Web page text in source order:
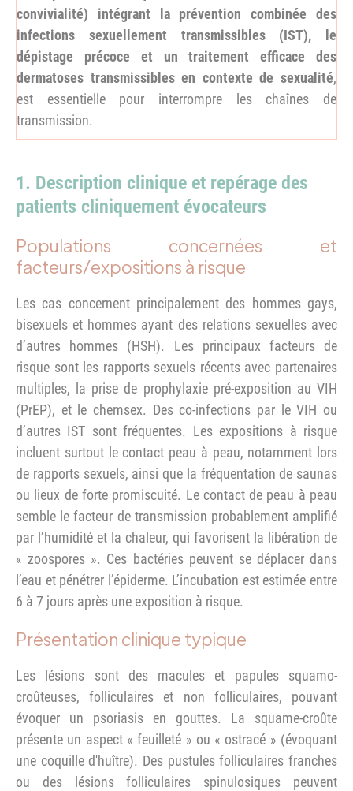
convivialité) intégrant la prévention combinée des
infections sexuellement transmissibles (IST), le
dépistage précoce et un traitement efficace des
dermatoses transmissibles en contexte de sexualité,
est essentielle pour interrompre les chaînes de
transmission.
1. Description clinique et repérage des
patients cliniquement évocateurs
Populations concernées et
facteurs/expositions à risque
Les cas concernent principalement des hommes gays,
bisexuels et hommes ayant des relations sexuelles avec
d’autres hommes (HSH). Les principaux facteurs de
risque sont les rapports sexuels récents avec partenaires
multiples, la prise de prophylaxie pré-exposition au VIH
(PrEP), et le chemsex. Des co-infections par le VIH ou
d’autres IST sont fréquentes. Les expositions à risque
incluent surtout le contact peau à peau, notamment lors
de rapports sexuels, ainsi que la fréquentation de saunas
ou lieux de forte promiscuité. Le contact de peau à peau
semble le facteur de transmission probablement amplifié
par l’humidité et la chaleur, qui favorisent la libération de
« zoospores ». Ces bactéries peuvent se déplacer dans
l’eau et pénétrer l’épiderme. L’incubation est estimée entre
6 à 7 jours après une exposition à risque.
Présentation clinique typique
Les lésions sont des macules et papules squamo-
croûteuses, folliculaires et non folliculaires, pouvant
évoquer un psoriasis en gouttes. La squame-croûte
présente un aspect « feuilleté » ou « ostracé » (évoquant
une coquille d'huître). Des pustules folliculaires franches
ou des lésions folliculaires spinulosiques peuvent